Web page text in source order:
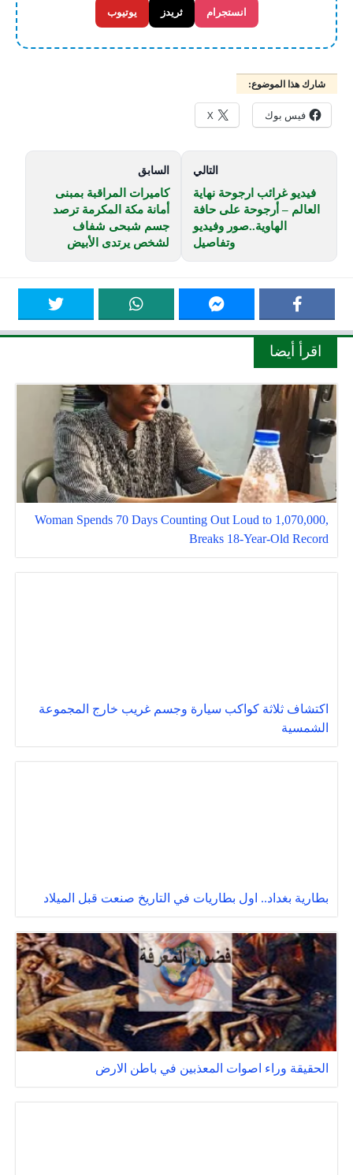
انستجرام ثريدز يوتيوب
شارك هذا الموضوع:
فيس بوك X
التالي
فيديو غرائب ارجوحة نهاية
العالم – أرجوحة على حافة
الهاوية..صور وفيديو
وتفاصيل
السابق
كاميرات المراقبة بمبنى
أمانة مكة المكرمة ترصد
جسم شبحى شفاف
لشخص يرتدى الأبيض
اقرأ أيضا
Woman Spends 70 Days Counting Out Loud to 1,070,000,
Breaks 18-Year-Old Record
اكتشاف ثلاثة كواكب سيارة وجسم غريب خارج المجموعة
الشمسية
بطارية بغداد.. اول بطاريات في التاريخ صنعت قبل الميلاد
الحقيقة وراء اصوات المعذبين في باطن الارض